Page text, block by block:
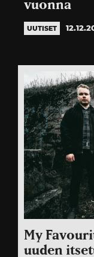
vuonna
UUTISET
My
uuden